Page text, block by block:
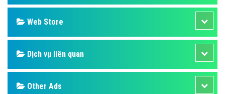
Web Store
Dịch vụ liên quan
Other Ads